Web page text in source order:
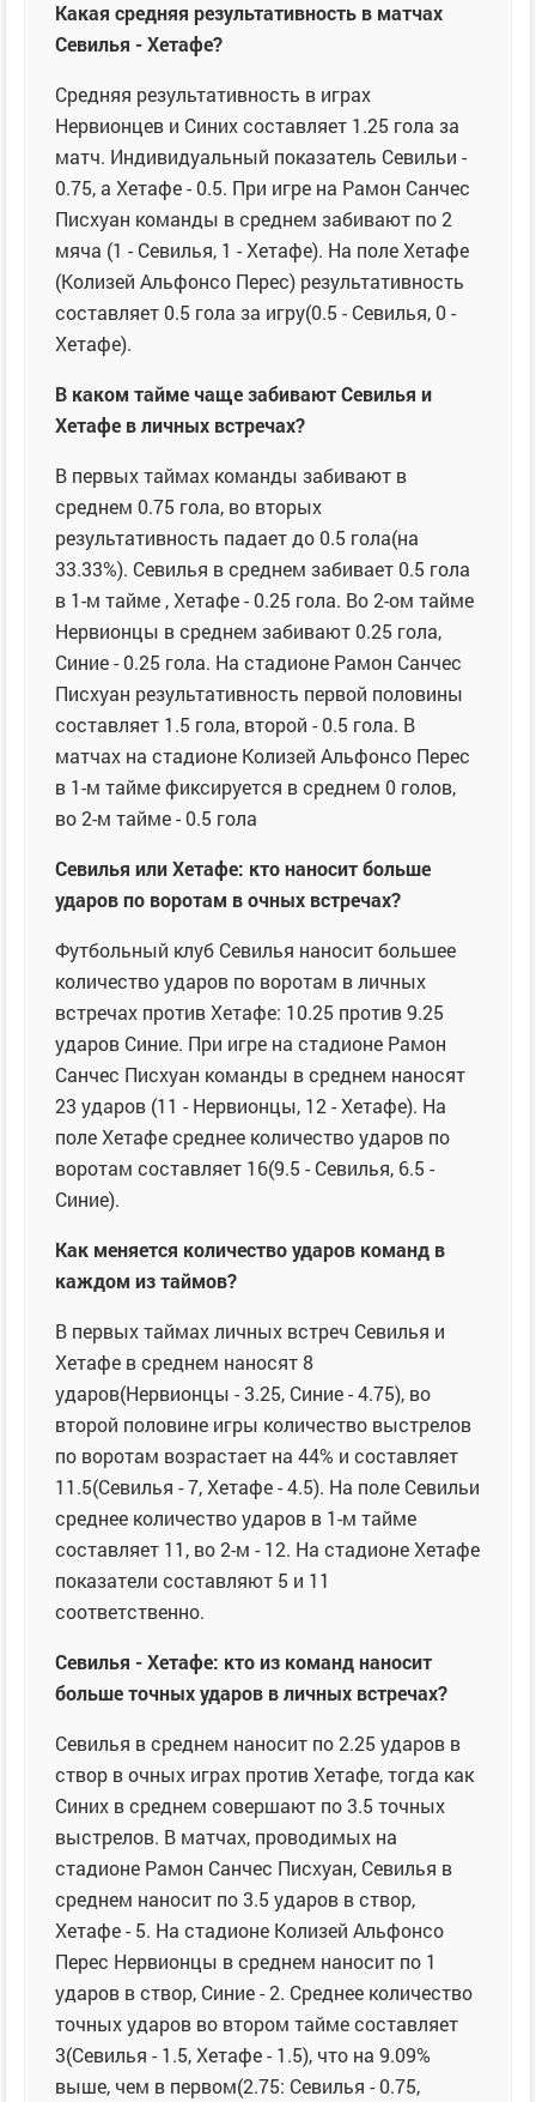
Какая средняя результативность в матчах
Севилья - Хетафе?
Средняя результативность в играх
Нервионцев и Синих составляет 1.25 гола за
матч. Индивидуальный показатель Севильи -
0.75, а Хетафе - 0.5. При игре на Рамон Санчес
Писхуан команды в среднем забивают по 2
мяча (1 - Севилья, 1 - Хетафе). На поле Хетафе
(Колизей Альфонсо Перес) результативность
составляет 0.5 гола за игру(0.5 - Севилья, 0 -
Хетафе).
В каком тайме чаще забивают Севилья и
Хетафе в личных встречах?
В первых таймах команды забивают в
среднем 0.75 гола, во вторых
результативность падает до 0.5 гола(на
33.33%). Севилья в среднем забивает 0.5 гола
в 1-м тайме , Хетафе - 0.25 гола. Во 2-ом тайме
Нервионцы в среднем забивают 0.25 гола,
Синие - 0.25 гола. На стадионе Рамон Санчес
Писхуан результативность первой половины
составляет 1.5 гола, второй - 0.5 гола. В
матчах на стадионе Колизей Альфонсо Перес
в 1-м тайме фиксируется в среднем 0 голов,
во 2-м тайме - 0.5 гола
Севилья или Хетафе: кто наносит больше
ударов по воротам в очных встречах?
Футбольный клуб Севилья наносит большее
количество ударов по воротам в личных
встречах против Хетафе: 10.25 против 9.25
ударов Синие. При игре на стадионе Рамон
Санчес Писхуан команды в среднем наносят
23 ударов (11 - Нервионцы, 12 - Хетафе). На
поле Хетафе среднее количество ударов по
воротам составляет 16(9.5 - Севилья, 6.5 -
Синие).
Как меняется количество ударов команд в
каждом из таймов?
В первых таймах личных встреч Севилья и
Хетафе в среднем наносят 8
ударов(Нервионцы - 3.25, Синие - 4.75), во
второй половине игры количество выстрелов
по воротам возрастает на 44% и составляет
11.5(Севилья - 7, Хетафе - 4.5). На поле Севильи
среднее количество ударов в 1-м тайме
составляет 11, во 2-м - 12. На стадионе Хетафе
показатели составляют 5 и 11
соответственно.
Севилья - Хетафе: кто из команд наносит
больше точных ударов в личных встречах?
Севилья в среднем наносит по 2.25 ударов в
створ в очных играх против Хетафе, тогда как
Синих в среднем совершают по 3.5 точных
выстрелов. В матчах, проводимых на
стадионе Рамон Санчес Писхуан, Севилья в
среднем наносит по 3.5 ударов в створ,
Хетафе - 5. На стадионе Колизей Альфонсо
Перес Нервионцы в среднем наносит по 1
ударов в створ, Синие - 2. Среднее количество
точных ударов во втором тайме составляет
3(Севилья - 1.5, Хетафе - 1.5), что на 9.09%
выше, чем в первом(2.75: Севилья - 0.75,